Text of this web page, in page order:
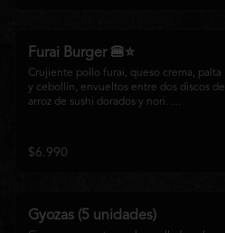
Furai Burger 🍔⭐
Crujiente pollo furai, queso crema, palta
y cebollín, envueltos entre dos discos de
arroz de sushi dorados y nori.
tradición japonesa con el sabor nikkei en
cada bocado.
$6.990
Gyozas (5 unidades)